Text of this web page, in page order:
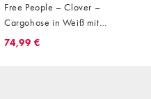
Free People – Clover –
Cargohose in Weiß mit
niedrigem Bund
74,99 €